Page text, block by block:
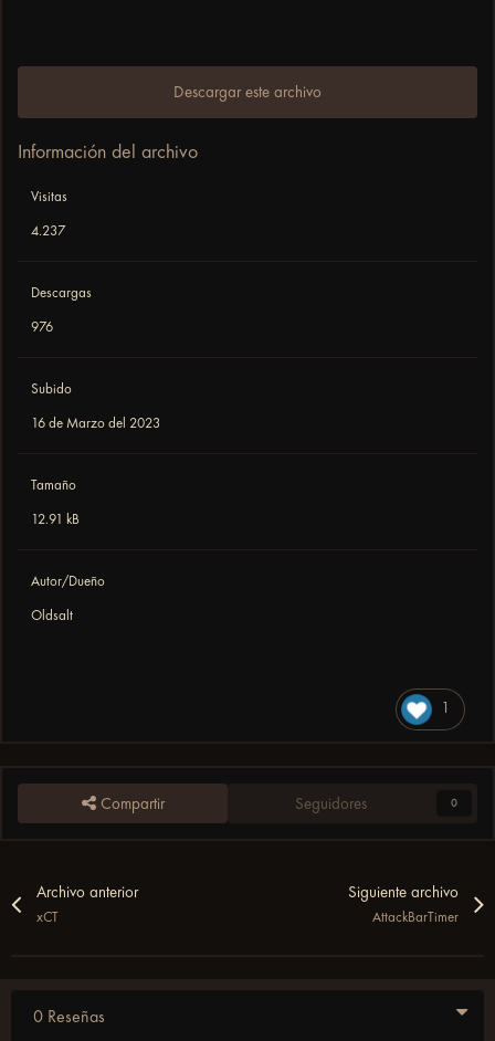
Descargar este archivo
Información del archivo
Visitas
4.237
Descargas
976
Subido
16 de Marzo del 2023
Tamaño
12.91 kB
Autor/Dueño
Oldsalt
1
Compartir Seguidores 0
Archivo anterior
xCT
Siguiente archivo
AttackBarTimer
0 Reseñas